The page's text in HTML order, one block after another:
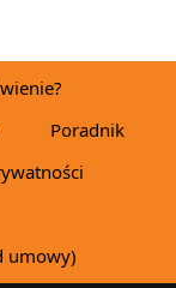
Poradnik
umowy)